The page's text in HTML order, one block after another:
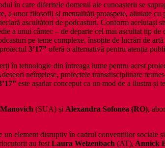
diferitele domenii ale cunoașterii se
a unor filosofii și mentalități proaspete, aliniate
ascultători de podcasturi. Conform aceluiași
a unui cântec – de departe cel mai ascultat tip
pe teme complexe, însoțite de lucrări de
3’17” oferă o alternativă pentru atenția
în tehnologie din întreaga lume pentru acest
neînțelese, proiectele transdisciplinare
este așadar conceput ca un mod de a ilustra și
(SUA) și Alexandra Sofonea (RO),
element disruptiv în cadrul convențiilor
au fost Laura Welzenbach (AT), Annick